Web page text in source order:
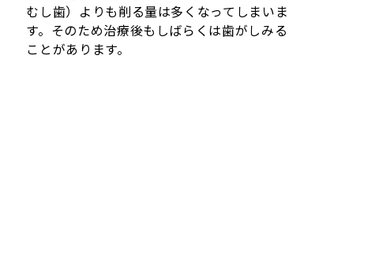
むし歯）よりも削る量は多くなってしまいま
す。そのため治療後もしばらくは歯がしみる
ことがあります。